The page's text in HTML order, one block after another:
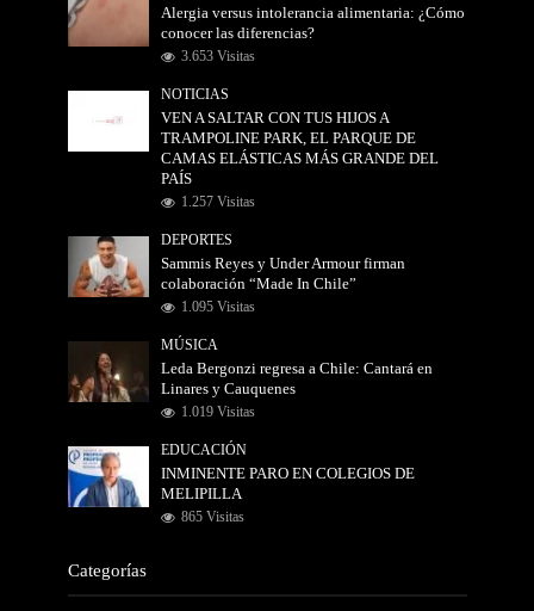
Alergia versus intolerancia alimentaria: ¿Cómo
conocer las diferencias?
3.653 Visitas
NOTICIAS
VEN A SALTAR CON TUS HIJOS A
TRAMPOLINE PARK, EL PARQUE DE
CAMAS ELÁSTICAS MÁS GRANDE DEL
PAÍS
1.257 Visitas
DEPORTES
Sammis Reyes y Under Armour firman
colaboración “Made In Chile”
1.095 Visitas
MÚSICA
Leda Bergonzi regresa a Chile: Cantará en
Linares y Cauquenes
1.019 Visitas
EDUCACIÓN
INMINENTE PARO EN COLEGIOS DE
MELIPILLA
865 Visitas
Categorías